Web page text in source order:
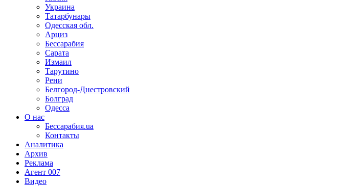
Украина
Татарбунары
Одесская обл.
Арциз
Бессарабия
Сарата
Измаил
Тарутино
Рени
Белгород-Днестровский
Болград
Одесса
О нас
Бессарабия.ua
Контакты
Аналитика
Архив
Реклама
Агент 007
Видео